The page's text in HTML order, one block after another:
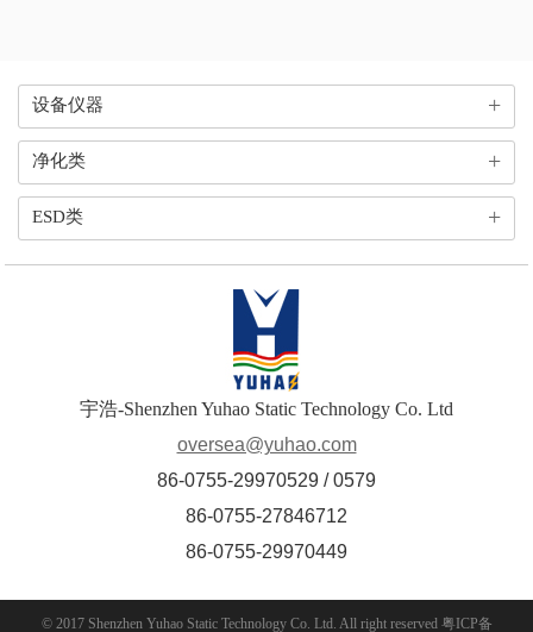
设备仪器 +
净化类 +
ESD类 +
宇浩-Shenzhen Yuhao Static Technology Co. Ltd
oversea@yuhao.com
86-0755-29970529 / 0579
86-0755-27846712
86-0755-29970449
© 2017 Shenzhen Yuhao Static Technology Co. Ltd. All right reserved 粤ICP备